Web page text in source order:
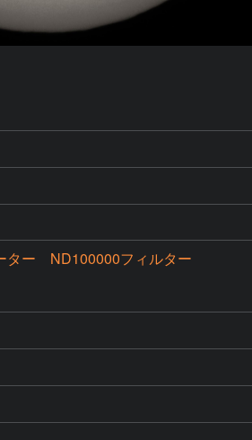
ター ND100000フィルター